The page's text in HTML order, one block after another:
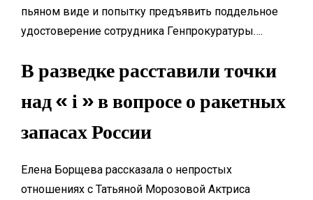
пьяном виде и попытку предъявить поддельное
удостоверение сотрудника Генпрокуратуры….
В разведке расставили точки
над « і » в вопросе о ракетных
запасах России
Елена Борщева рассказала о непростых
отношениях с Татьяной Морозовой Актриса